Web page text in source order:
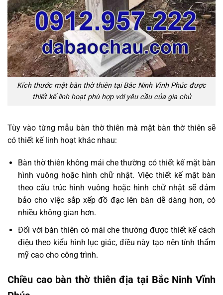
Kích thước mặt bàn thờ thiên tại Bắc Ninh Vĩnh Phúc được
thiết kế linh hoạt phù hợp với yêu cầu của gia chủ
Tùy vào từng mẫu bàn thờ thiên mà mặt bàn thờ thiên sẽ
có thiết kế linh hoạt khác nhau:
Bàn thờ thiên không mái che thường có thiết kế mặt bàn
hình vuông hoặc hình chữ nhật. Việc thiết kế mặt bàn
theo cấu trúc hình vuông hoặc hình chữ nhật sẽ đảm
bảo cho việc sắp xếp đồ đạc lên bàn dễ dàng hơn, có
nhiều không gian hơn.
Đối với bàn thiên có mái che thường được thiết kế cách
điệu theo kiểu hình lục giác, điều này tạo nên tính thẩm
mỹ cao cho công trình.
Chiều cao bàn thờ thiên địa tại Bắc Ninh Vĩnh